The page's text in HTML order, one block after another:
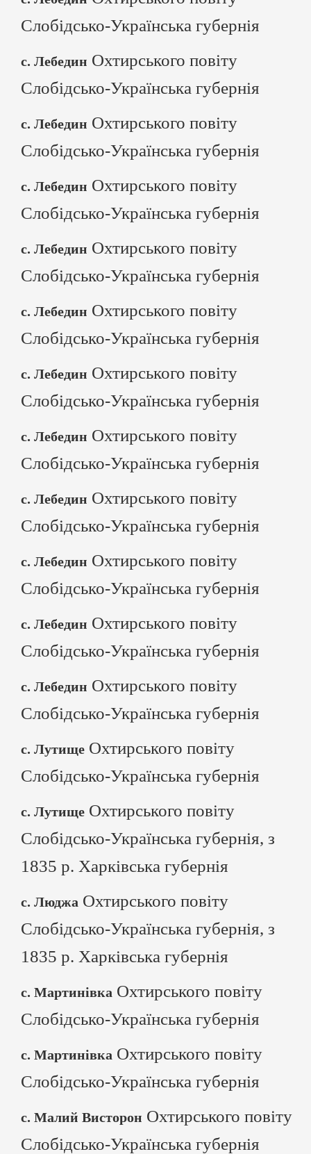
Слобідсько-Українська губернія
с. Лебедин Охтирського повіту
Слобідсько-Українська губернія
с. Лебедин Охтирського повіту
Слобідсько-Українська губернія
с. Лебедин Охтирського повіту
Слобідсько-Українська губернія
с. Лебедин Охтирського повіту
Слобідсько-Українська губернія
с. Лебедин Охтирського повіту
Слобідсько-Українська губернія
с. Лебедин Охтирського повіту
Слобідсько-Українська губернія
с. Лебедин Охтирського повіту
Слобідсько-Українська губернія
с. Лебедин Охтирського повіту
Слобідсько-Українська губернія
с. Лебедин Охтирського повіту
Слобідсько-Українська губернія
с. Лебедин Охтирського повіту
Слобідсько-Українська губернія
с. Лебедин Охтирського повіту
Слобідсько-Українська губернія
с. Лутище Охтирського повіту
Слобідсько-Українська губернія
с. Лутище Охтирського повіту
Слобідсько-Українська губернія, з
1835 р. Харківська губернія
с. Люджа Охтирського повіту
Слобідсько-Українська губернія, з
1835 р. Харківська губернія
с. Мартинівка Охтирського повіту
Слобідсько-Українська губернія
с. Мартинівка Охтирського повіту
Слобідсько-Українська губернія
с. Малий Висторон Охтирського повіту
Слобідсько-Українська губернія